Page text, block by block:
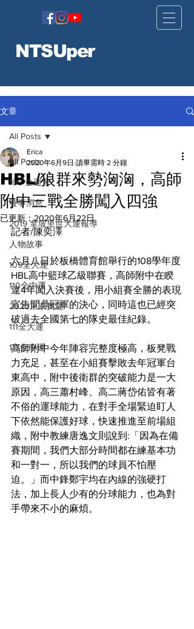
NTSUper
文章
All Posts
108 全運會
賽事消息
2019 拿坡里世大運報導
人物故事
109全大運
110全中運
2020東京奧運
111全大運
113全中運
All Posts
HBL/狼群來勢洶洶，高師
附中三戰全勝闖入四強
Erica
2020年6月9日 讀畢需時 2 分鐘
已更新：2020年6月22日
記者/陳奕澤
六月八日於板橋體育館舉行的108學年度
HBL高中籃球乙級聯賽，高師附中在睽
違4年闖入決賽後，用小組賽全勝的表現
宣告問鼎冠軍的決心，同時這也已經突
破過去全國第七的隊史最佳紀錄。
高師附中今年陣容完整度極高，板凳戰
力充足，甚至在小組賽擊敗去年冠軍台
東高中，附中後衛群的突破能力是一大
原因，高三蕭村峰、高二蔣岱佑皆有著
不俗的運球能力，在對手全場緊迫盯人
下依然能保護好球，快速推進至前場組
織，附中教練唐逸文則說到:「因為在備
賽期間，我們大部分時間都在練基本功
和一對一，所以我們的球員不怕壓
迫。」而中鋒鄭宇均在內線的強硬打
法，加上長人少有的分球能力，也為對
手帶來不小的麻煩。